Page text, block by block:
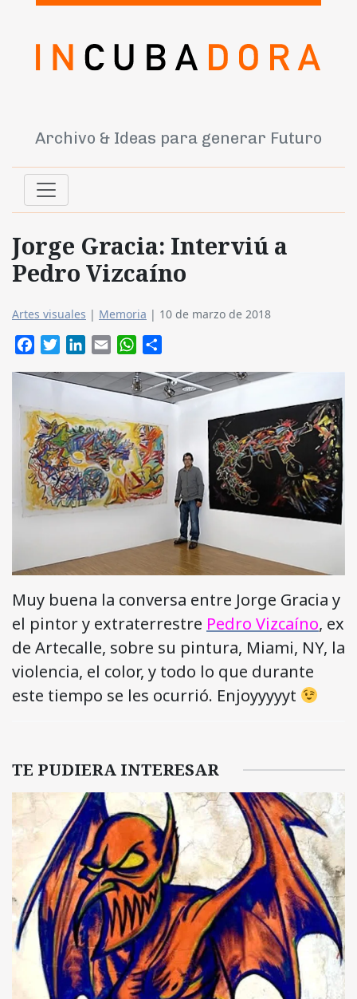
Archivo & Ideas para generar Futuro
Jorge Gracia: Interviú a
Pedro Vizcaíno
Artes visuales | Memoria | 10 de marzo de 2018
FacebookTwitterLinkedIn
Email WhatsApp
Muy buena la conversa entre Jorge Gracia y
el pintor y extraterrestre Pedro Vizcaíno, ex
de Artecalle, sobre su pintura, Miami, NY, la
violencia, el color, y todo lo que durante
este tiempo se les ocurrió. Enjoyyyyyt
TE PUDIERA INTERESAR